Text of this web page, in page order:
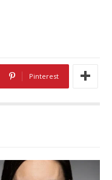
Pinterest